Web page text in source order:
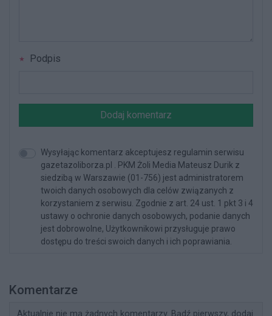
Podpis
Dodaj komentarz
Wysyłając komentarz akceptujesz regulamin serwisu
gazetazoliborza.pl . PKM Żoli Media Mateusz Durik z
siedzibą w Warszawie (01-756) jest administratorem
twoich danych osobowych dla celów związanych z
korzystaniem z serwisu. Zgodnie z art. 24 ust. 1 pkt 3 i 4
ustawy o ochronie danych osobowych, podanie danych
jest dobrowolne, Użytkownikowi przysługuje prawo
dostępu do treści swoich danych i ich poprawiania.
Komentarze